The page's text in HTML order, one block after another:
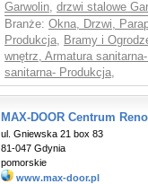
Garwolin, drzwi stalowe
Branże: Okna, Drzwi,
Produkcja, Bramy i
wnętrz, Armatura
sanitarna- Produkcja,
MAX-DOOR Centrum
ul. Gniewska 21 box 83
81-047 Gdynia
pomorskie
www.max-door.pl